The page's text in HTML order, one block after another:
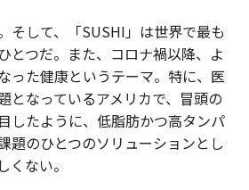
そして、「SUSHI」は世界で最も
とつだ。また、コロナ禍以降、よ
った健康というテーマ。特に、医
となっているアメリカで、冒頭の
したように、低脂肪かつ高タンパ
題のひとつのソリューションとし
くない。